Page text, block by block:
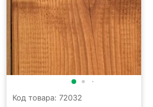
Код товара: 72032